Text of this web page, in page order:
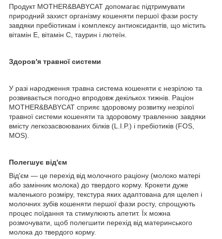
Продукт MOTHER&BABYCAT допомагає підтримувати
природний захист організму кошеняти першої фази росту
завдяки пребіотикам і комплексу антиоксидантів, що містить
вітамін Е, вітамін С, таурин і лютеїн.
Здоров'я травної системи
У разі народження травна система кошеняти є незрілою та
розвивається погодно впродовж декількох тижнів. Раціон
MOTHER&BABYCAT сприяє здоровому розвитку незрілої
травної системи кошеняти та здоровому травленню завдяки
вмісту легкозасвоюваних білків (L.I.P.) і пребіотиків (FOS,
MOS).
Полегшує від'єм
Від'єм — це перехід від молочного раціону (молоко матері
або замінник молока) до твердого корму. Крокети дуже
маленького розміру, текстура яких адаптована для щелеп і
молочних зубів кошеняти першої фази росту, спрощують
процес поїдання та стимулюють апетит. Їх можна
розмочувати, щоб полегшити перехід від материнського
молока до твердого корму.